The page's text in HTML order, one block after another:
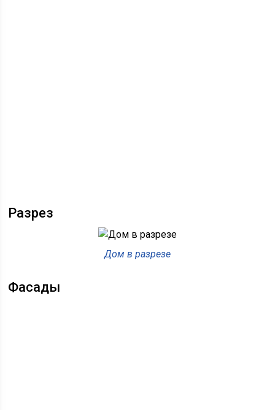
Разрез
Дом в разрезе
Фасады